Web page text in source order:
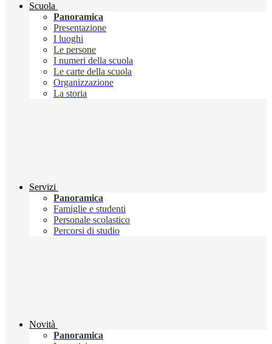
Scuola
Panoramica
Presentazione
I luoghi
Le persone
I numeri della scuola
Le carte della scuola
Organizzazione
La storia
Servizi
Panoramica
Famiglie e studenti
Personale scolastico
Percorsi di studio
Novità
Panoramica